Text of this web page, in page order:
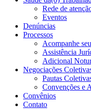
Rede de
Eventos
Denúncias
Processos
Acompanhe
Assistência
Adicional
Negociações
Pautas
Convenções e
Convênios
Contato